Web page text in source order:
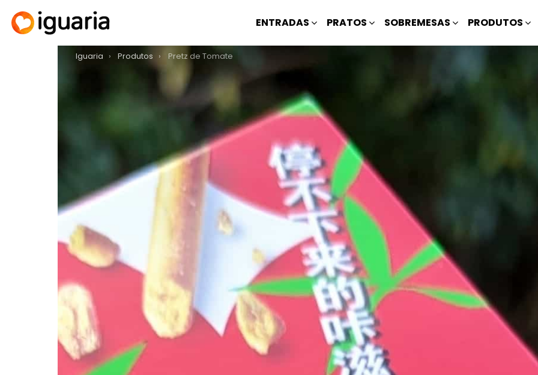
ENTRADAS PRATOS SOBREMESAS PRODUTOS
You are here:
Iguaria Produtos Pretz de Tomate